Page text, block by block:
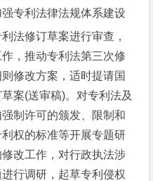
专利法律法规体系建设
修订草案进行审查，
，推动专利法第三次修
修改方案，适时提请国
案(送审稿)。对专利法及
制许可的颁发、限制和
权的标准等开展专题研
改工作，对行政执法涉
行调研，起草专利侵权